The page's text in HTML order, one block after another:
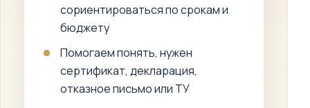
сориентироваться по срокам и
бюджету
Помогаем понять, нужен
сертификат, декларация,
отказное письмо или ТУ